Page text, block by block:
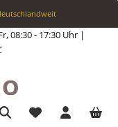
08:30 - 17:30 Uhr |
Du hast 0